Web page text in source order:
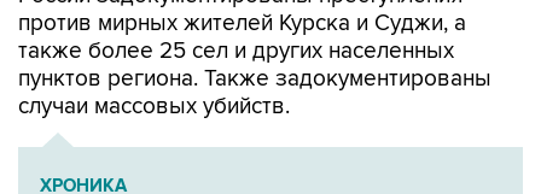
пунктов региона. Также задокументированы
случаи массовых убийств.
ХРОНИКА
Военная операция на Украине